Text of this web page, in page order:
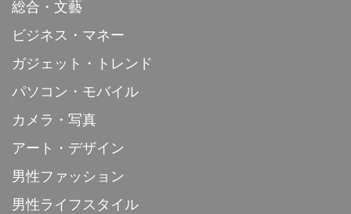
総合・文藝
ビジネス・マネー
ガジェット・トレンド
パソコン・モバイル
カメラ・写真
アート・デザイン
男性ファッション
男性ライフスタイル